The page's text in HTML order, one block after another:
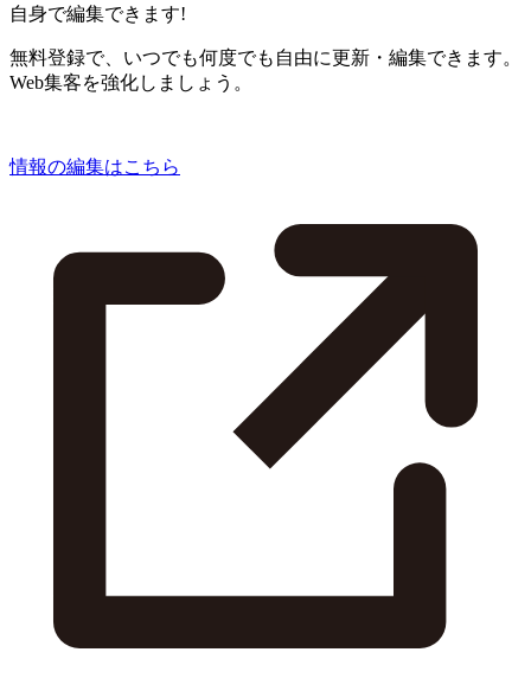
自身で編集できます!
無料登録で、いつでも何度でも自由に更新・編集できます。
Web集客を強化しましょう。
情報の編集はこちら